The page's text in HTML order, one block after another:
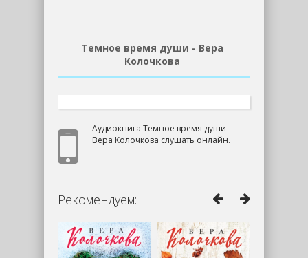
Темное время души - Вера
Колочкова
Аудиокнига Темное время души -
Вера Колочкова слушать онлайн.
Рекомендуем: